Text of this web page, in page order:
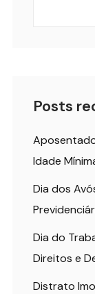
Posts
Idade
Dia dos
Dia do
Direitos e
Distrato